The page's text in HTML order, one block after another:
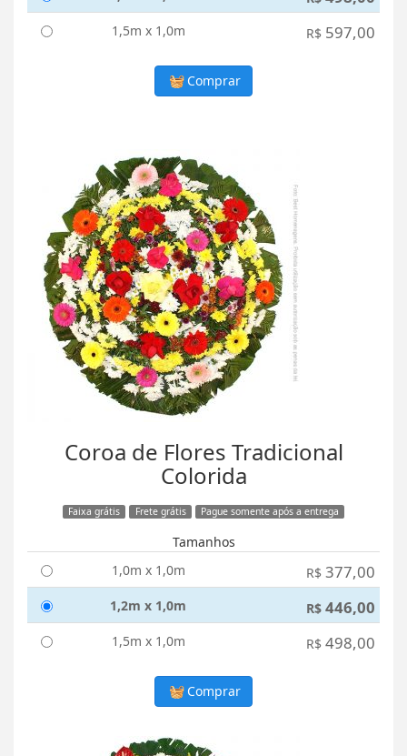
1,5m x 1,0m R$ 597,00
Comprar
Coroa de Flores Tradicional
Colorida
Faixa grátis Frete grátis Pague somente após a entrega
Tamanhos
1,0m x 1,0m
R$ 377,00
1,2m x 1,0m R$ 446,00
1,5m x 1,0m R$ 498,00
Comprar